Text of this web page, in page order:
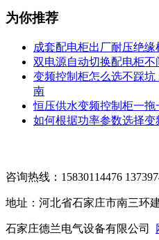
为你推荐
成套配电柜出厂耐压绝
双电源自动切换配电柜不
变频控制柜怎么选不踩
南
恒压供水变频控制柜一
如何根据功率参数选择变
咨询热线：15830114476
地址：河北省石家庄市南三环
石家庄德兰电气设备有限公司